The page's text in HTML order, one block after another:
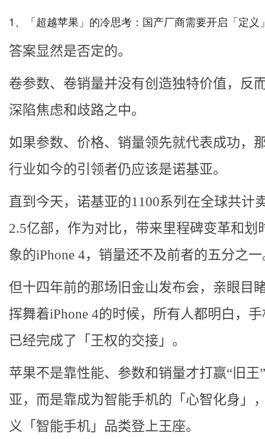
1、「超越苹果」的冷思考：国产厂商需要开启「定义
答案显然是否定的。
卷参数、卷销量并没有创造独特价值，反
深陷焦虑和歧路之中。
如果参数、价格、销量领先就代表成功，
行业如今的引领者仍应该是诺基亚。
直到今天，诺基亚的1100系列在全球共计
2.5亿部，作为对比，带来里程碑变革和划
象的iPhone 4，销量还不及前者的五分之
但十四年前的那场旧金山发布会，亲眼目
挥舞着iPhone 4的时候，所有人都明白，
已经完成了「王权的交接」。
苹果不是靠性能、参数和销量才打赢“旧王
亚，而是靠成为智能手机的「心智化身」
义「智能手机」品类登上王座。